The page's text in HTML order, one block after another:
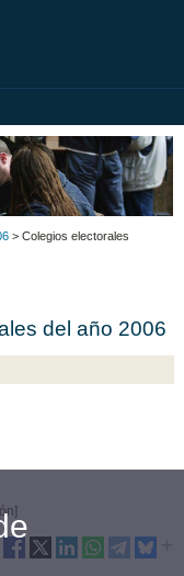
> Colegios electorales
del año 2006